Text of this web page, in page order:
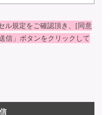
ート提出から1か月以内を
弊社指定の銀行口座にお振
クレジットカード
ーン（分割3～60回・ボ
も可能です。（回数や手数
合せ下さい。）
、マタニティヨガ、シニア
ル規定をご確認頂き、[同意
信」ボタンをクリックして